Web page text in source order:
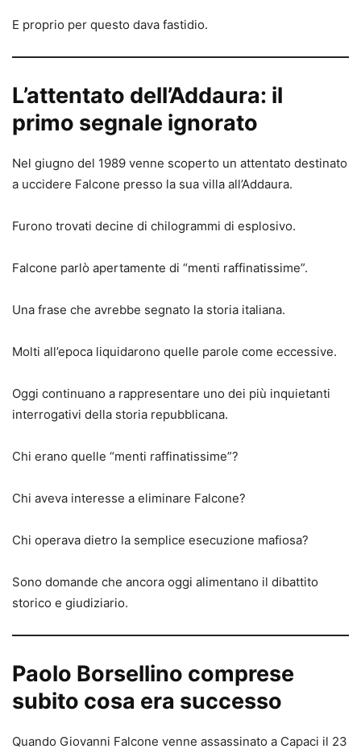
E proprio per questo dava fastidio.
L’attentato dell’Addaura: il
primo segnale ignorato
Nel giugno del 1989 venne scoperto un attentato destinato
a uccidere Falcone presso la sua villa all’Addaura.
Furono trovati decine di chilogrammi di esplosivo.
Falcone parlò apertamente di “menti raffinatissime”.
Una frase che avrebbe segnato la storia italiana.
Molti all’epoca liquidarono quelle parole come eccessive.
Oggi continuano a rappresentare uno dei più inquietanti
interrogativi della storia repubblicana.
Chi erano quelle “menti raffinatissime”?
Chi aveva interesse a eliminare Falcone?
Chi operava dietro la semplice esecuzione mafiosa?
Sono domande che ancora oggi alimentano il dibattito
storico e giudiziario.
Paolo Borsellino comprese
subito cosa era successo
Quando Giovanni Falcone venne assassinato a Capaci il 23